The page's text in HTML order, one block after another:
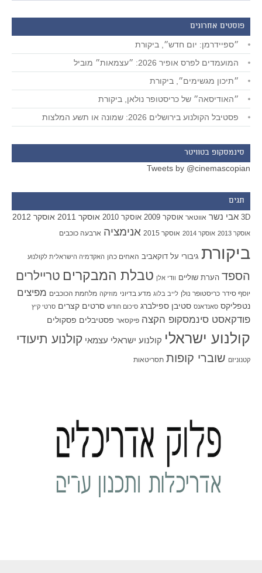
פוסטים אחרונים
״ספיידרמן: יום חדש״, ביקורת
המועמדים לפרס אופיר 2026: ״עצמאות״ מוביל
״תיכון מגשימים״, ביקורת
״האודיסאה״ של כריסטופר נולאן, ביקורת
פסטיבל הקולנוע בירושלים 2026: שמונה או תשע המלצות
סינמסקופ בטוויטר
Tweets by @cinemascopian
תגים
3D אבי נשר אווטאר אוסקר 2009 אוסקר 2010 אוסקר 2011 אוסקר 2012
אוסקר 2013 אוסקר 2014 אוסקר 2015 אנימציה ארבעה כוכבים
ביקורת גיבורי על דוקאביב האחים כהן האקדמיה הישראלית לקולנוע
הספד הערת שוליים וודי אלן טבלת המבקרים טריילרים
יוסף סידר כריסטופר נולן לייב בלוג מדע בדיוני מוזיקה מלחמת הכוכבים מפיצים
נטפליקס סאנדאנס סטיבן ספילברג סיכום חודש סרטים קצרים סרטי קיץ
פודקאסט סינמסקופ הקצה פיקסאר פסטיבלים פסקולים
קולנוע ישראלי קולנוע ישראלי עצמאי קולנוע תיעודי
קטנוניזם שוברי קופות תסריטאות